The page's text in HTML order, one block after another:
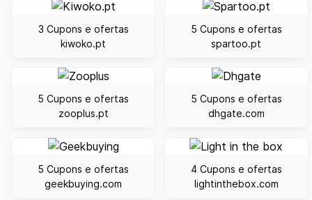
3 Cupons e ofertas
kiwoko.pt
5 Cupons e ofertas
spartoo.pt
5 Cupons e ofertas
zooplus.pt
5 Cupons e ofertas
dhgate.com
5 Cupons e ofertas
geekbuying.com
4 Cupons e ofertas
lightinthebox.com